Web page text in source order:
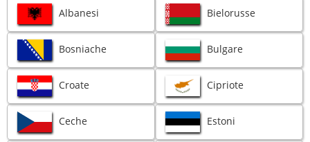
Albanesi Bielorusse
Bosniache Bulgare
Croate Cipriote
Ceche Estoni